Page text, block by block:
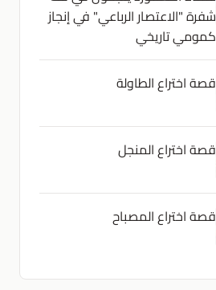
شفرة "الاعتصار الرباعي" في إنجاز
كمومي تاريخي
قصة اختراع الطاولة
قصة اختراع المنجل
قصة اختراع المصباح